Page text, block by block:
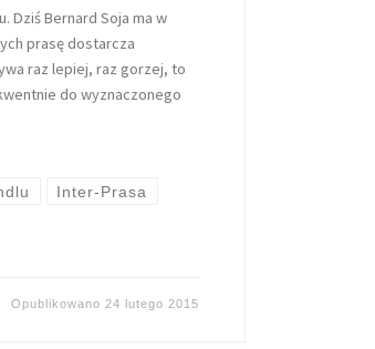
Dziś Bernard Soja ma w
prasę dostarcza
raz lepiej, raz gorzej, to
do wyznaczonego
Inter-Prasa
Opublikowano 24 lutego 2015